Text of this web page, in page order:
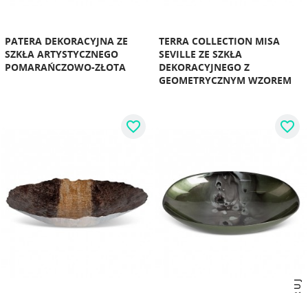
PATERA DEKORACYJNA ZE
SZKŁA ARTYSTYCZNEGO
POMARAŃCZOWO-ZŁOTA
TERRA COLLECTION MISA
SEVILLE ZE SZKŁA
DEKORACYJNEGO Z
GEOMETRYCZNYM WZOREM
favorite_border favorite_border